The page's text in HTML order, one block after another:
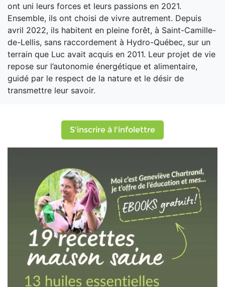
ont uni leurs forces et leurs passions en 2021.
Ensemble, ils ont choisi de vivre autrement. Depuis
avril 2022, ils habitent en pleine forêt, à Saint-Camille-
de-Lellis, sans raccordement à Hydro-Québec, sur un
terrain que Luc avait acquis en 2011. Leur projet de vie
repose sur l’autonomie énergétique et alimentaire,
guidé par le respect de la nature et le désir de
transmettre leur savoir.
S'inscrire à l'infolettre